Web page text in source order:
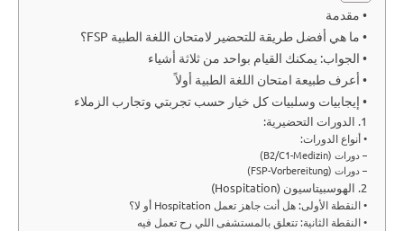
• مقدمة
• ما هي أفضل طريقة للتحضير لامتحان اللغة الطبية FSP؟
• الجواب: يمكنك القيام بواحد من ثلاثة أشياء
• أعرف طبيعة امتحان اللغة الطبية أولاً
• إيجابيات وسلبيات كل خيار حسب تجربتي وتجارب الزملاء
1. الدورات التحضيرية:
• أنواع الدورات:
– دورات (B2/C1-Medizin)
– دورات (FSP-Vorbereitung)
2. الهوسبيتاسيون (Hospitation)
• النقطة الأولى: هل أنت جاهز تعمل Hospitation أو لا؟
• النقطة الثانية: تتعلق بالمستشفى اللي رح تعمل فيه